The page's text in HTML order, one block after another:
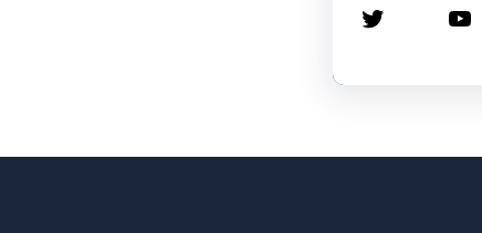
Twitter YouTube